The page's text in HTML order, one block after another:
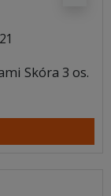
Skóra 3 os.